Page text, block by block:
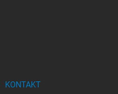
KONTAKT